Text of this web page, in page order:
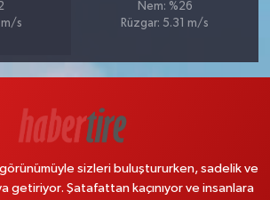
m/s
Nem: %26
Rüzgar: 5.31 m/s
sizleri buluştururken, sadelik ve
getiriyor. Şatafattan kaçınıyor ve insanlara